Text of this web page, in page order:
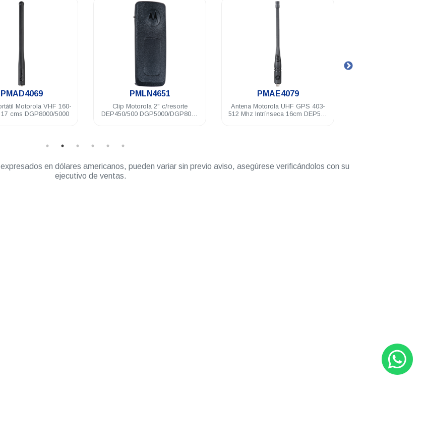
.
PMAD4069
Motorola VHF 160-
cms DGP8000/5000
.
PMLN4651
Clip Motorola 2" c/resorte
DEP450/500 DGP5000/DGP8000
.
PMAE4079
Antena Motorola UHF GPS 403-
512 Mhz Intrínseca 16cm DEP500
en dólares americanos, pueden variar sin previo aviso, asegúrese verificándolos con su
ejecutivo de ventas.